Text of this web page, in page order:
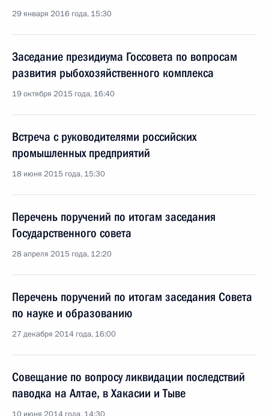
29 января 2016 года, 15:30
Заседание президиума Госсовета по вопросам
развития рыбохозяйственного комплекса
19 октября 2015 года, 16:40
Встреча с руководителями российских
промышленных предприятий
18 июня 2015 года, 15:30
Перечень поручений по итогам заседания
Государственного совета
28 апреля 2015 года, 12:20
Перечень поручений по итогам заседания Совета
по науке и образованию
27 декабря 2014 года, 16:00
Совещание по вопросу ликвидации последствий
паводка на Алтае, в Хакасии и Тыве